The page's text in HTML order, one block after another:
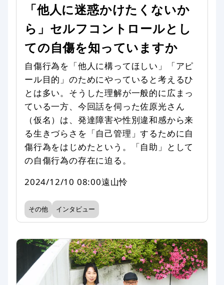
「他人に迷惑かけたくないか
ら」セルフコントロールとし
ての自傷を知っていますか
自傷行為を「他人に構ってほしい」「アピ
ール目的」のためにやっていると考えるひ
とは多い。そうした理解が一般的に広まっ
ている一方、今回話を伺った佐原光さん
（仮名）は、発達障害や性別違和感から来
る生きづらさを「自己管理」するために自
傷行為をはじめたという。「自助」として
の自傷行為の存在に迫る。
2024/12/10 08:00遠山怜
その他 インタビュー